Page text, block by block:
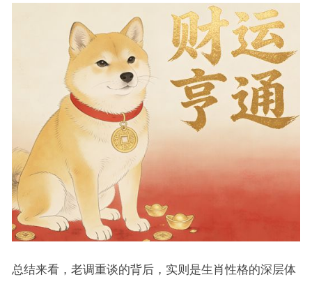
总结来看，老调重谈的背后，实则是生肖性格的深层体